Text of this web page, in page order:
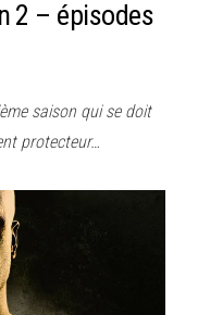
2 – épisodes
saison qui se doit
protecteur…